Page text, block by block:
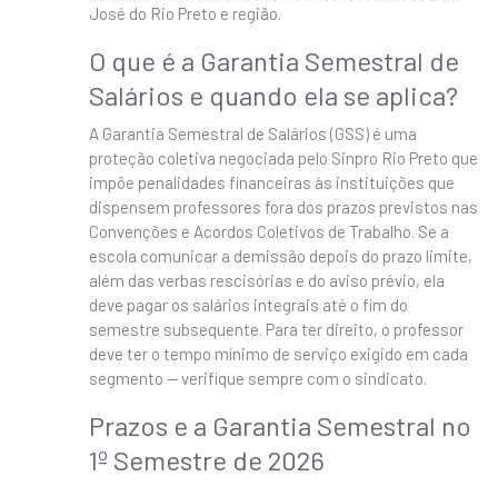
José do Rio Preto e região.
O que é a Garantia Semestral de
Salários e quando ela se aplica?
A Garantia Semestral de Salários (GSS) é uma
proteção coletiva negociada pelo Sinpro Rio Preto que
impõe penalidades financeiras às instituições que
dispensem professores fora dos prazos previstos nas
Convenções e Acordos Coletivos de Trabalho. Se a
escola comunicar a demissão depois do prazo limite,
além das verbas rescisórias e do aviso prévio, ela
deve pagar os salários integrais até o fim do
semestre subsequente. Para ter direito, o professor
deve ter o tempo mínimo de serviço exigido em cada
segmento — verifique sempre com o sindicato.
Prazos e a Garantia Semestral no
1º Semestre de 2026